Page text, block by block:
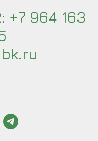
+7 964 163